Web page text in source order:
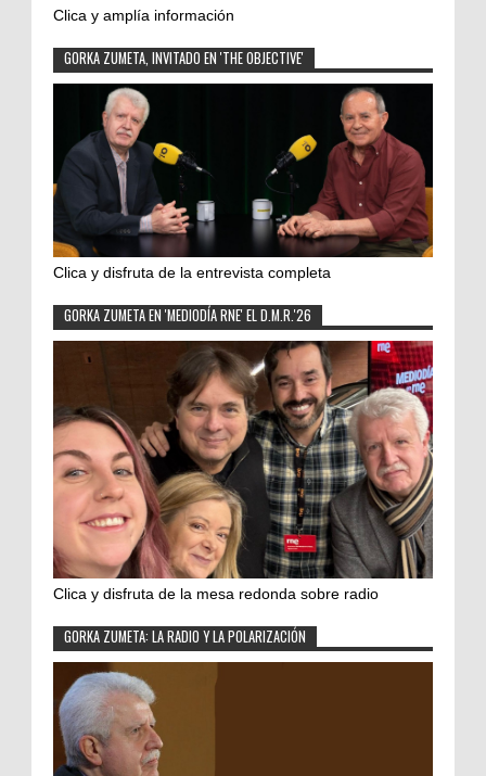
Clica y amplía información
GORKA ZUMETA, INVITADO EN 'THE OBJECTIVE'
Clica y disfruta de la entrevista completa
GORKA ZUMETA EN 'MEDIODÍA RNE' EL D.M.R.'26
Clica y disfruta de la mesa redonda sobre radio
GORKA ZUMETA: LA RADIO Y LA POLARIZACIÓN